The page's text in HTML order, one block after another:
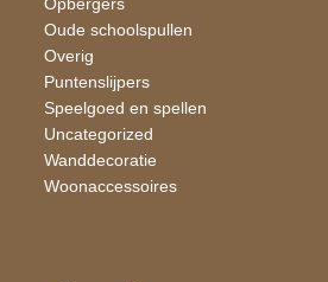
Oude schoolspullen
Overig
Puntenslijpers
Speelgoed en spellen
Uncategorized
Wand​decoratie
Woon​accessoires